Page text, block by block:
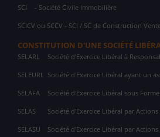
SCI - Société Civile Immobilière
SCICV ou SCCV - SCI / SC de Construction
CONSTITUTION D'UNE SOCIÉTÉ
SELARL Société d'Exercice Libéral à
SELEURL Société d'Exercice Libéral ayant un
SELAFA Société d'Exercice Libéral sous
SELAS Société d'Exercice Libéral par
SELASU Société d'Exercice Libéral par